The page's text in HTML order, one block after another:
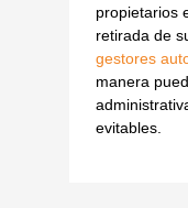
propietarios
retirada de
gestores
manera
evitables.